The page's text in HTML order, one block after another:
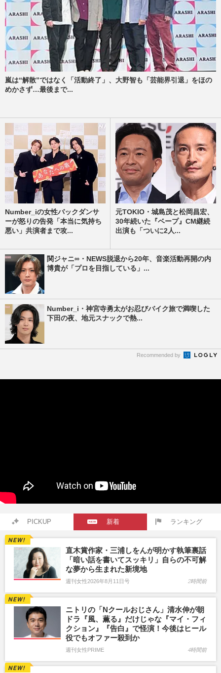
嵐は“解散”ではなく「活動終了」、大野智も「芸能界引退」をほの
めかさず…最後まで...
Number_iの女性バックダンサ
ーが怒りの告発「本当に気持ち
悪い」共演者まで攻...
元TOKIO・城島茂と松岡昌宏、
30年続いた『ベープ』CM継続
出演も「ついに2人...
関ジャニ∞・NEWS脱退から20年、音楽活動再開の内
博貴が「プロを目指している」...
Number_i・神宮寺勇太がお忍びバイク旅で満喫した
下田の夜、地元スナックで熱...
Recommended by
PICKUP 新着 ランキング
直木賞作家・三浦しをんが明かす執筆裏話
「暗い話を書いてスッキリ」自らの不可解
な夢から生まれた新境地
週刊女性2026年8月11日号 2時間前
ニトリの「Nクールおじさん」清水伸が朝
ドラ『風、薫る』だけじゃな『マイ・フィ
クション』『告白』で怪演！今後はヒール
役でもオファー殺到か
週刊女性PRIME 4時間前